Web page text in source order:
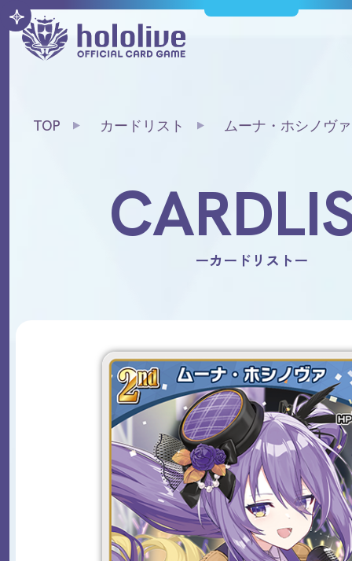
TOP カードリスト ムーナ・ホシノヴァ
ーカードリストー